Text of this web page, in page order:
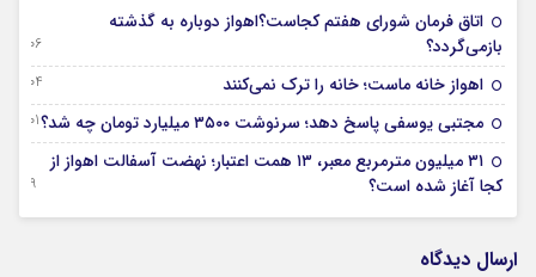
اتاق فرمان شورای هفتم کجاست؟اهواز دوباره به گذشته
بازمی‌گردد؟
06 آگوست 2026
اهواز خانه ماست؛ خانه را ترک نمی‌کنند 04 آگوست 2026
مجتبی یوسفی پاسخ دهد؛ سرنوشت ۳۵۰۰ میلیارد تومان چه شد؟ 01 آگوست 2026
۳۱ میلیون مترمربع معبر، ۱۳ همت اعتبار؛ نهضت آسفالت اهواز از
کجا آغاز شده است؟
29 جولای 2026
ارسال دیدگاه